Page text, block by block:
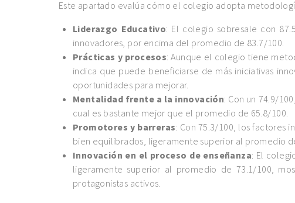
Este apartado evalúa cómo el colegio adopta
Liderazgo Educativo: El colegio sobresale con
innovadores, por encima del promedio de 83.7/100.
Prácticas y procesos: Aunque el colegio tiene
indica que puede beneficiarse de más iniciativas
oportunidades para mejorar.
Mentalidad frente a la innovación: Con un 74.9/
cual es bastante mejor que el promedio de 65.8/100.
Promotores y barreras: Con 75.3/100, los factores
bien equilibrados, ligeramente superior al promedio
Innovación en el proceso de enseñanza: El
ligeramente superior al promedio de 73.1/100,
protagonistas activos.